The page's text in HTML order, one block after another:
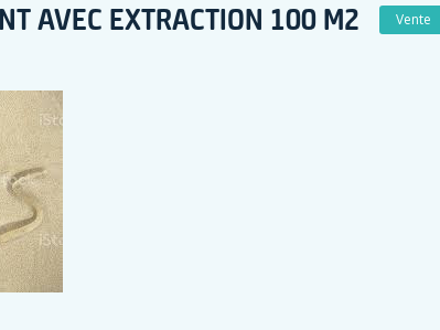
AVEC EXTRACTION 100 M2 Vente